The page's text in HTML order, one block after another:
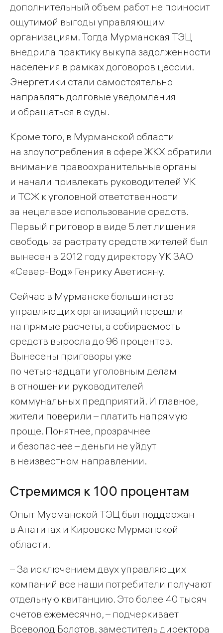
дополнительный объем работ не приносит
ощутимой выгоды управляющим
организациям. Тогда Мурманская ТЭЦ
внедрила практику выкупа задолженности
населения в рамках договоров цессии.
Энергетики стали самостоятельно
направлять долговые уведомления
и обращаться в суды.
Кроме того, в Мурманской области
на злоупотребления в сфере ЖКХ обратили
внимание правоохранительные органы
и начали привлекать руководителей УК
и ТСЖ к уголовной ответственности
за нецелевое использование средств.
Первый приговор в виде 5 лет лишения
свободы за растрату средств жителей был
вынесен в 2012 году директору УК ЗАО
«Север-Вод» Генрику Аветисяну.
Сейчас в Мурманске большинство
управляющих организаций перешли
на прямые расчеты, а собираемость
средств выросла до 96 процентов.
Вынесены приговоры уже
по четырнадцати уголовным делам
в отношении руководителей
коммунальных предприятий. И главное,
жители поверили – платить напрямую
проще. Понятнее, прозрачнее
и безопаснее – деньги не уйдут
в неизвестном направлении.
Стремимся к 100 процентам
Опыт Мурманской ТЭЦ был поддержан
в Апатитах и Кировске Мурманской
области.
– За исключением двух управляющих
компаний все наши потребители получают
отдельную квитанцию. Это более 40 тысяч
счетов ежемесячно, – подчеркивает
Всеволод Болотов, заместитель директора